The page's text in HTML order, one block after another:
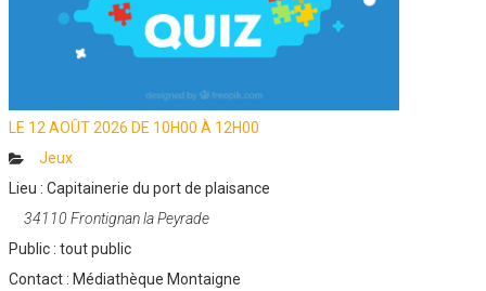
LE 12 AOÛT 2026 DE 10H00 À 12H00
Catégories
Jeux
Lieu : Capitainerie du port de plaisance
34110 Frontignan la Peyrade
Public : tout public
Contact : Médiathèque Montaigne